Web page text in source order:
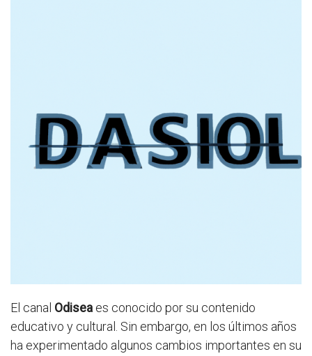
El canal Odisea es conocido por su contenido
educativo y cultural. Sin embargo, en los últimos años
ha experimentado algunos cambios importantes en su